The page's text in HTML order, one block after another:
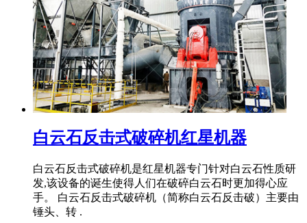
白云石反击式破碎机红星机器
白云石反击式破碎机是红星机器专门针对白云石性质研
发,该设备的诞生使得人们在破碎白云石时更加得心应
手。 白云石反击式破碎机（简称白云石反击破）主要由
锤头、转 .